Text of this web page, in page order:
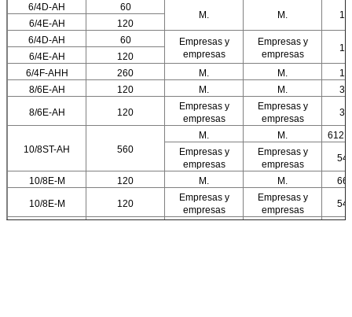
6/4D-AH
60
M. M.
6/4E-AH
120
6/4D-AH
60
Empresas y
empresas
Empresas y
empresas
6/4E-AH
120
6/4F-AHH
260 M. M.
8/6E-AH
120 M. M.
8/6E-AH 120
Empresas y
empresas
Empresas y
empresas
10/8ST-AH 560
M. M.
612
Empresas y
empresas
Empresas y
empresas
10/8E-M 120 M. M.
10/8E-M 120
Empresas y
empresas
Empresas y
empresas